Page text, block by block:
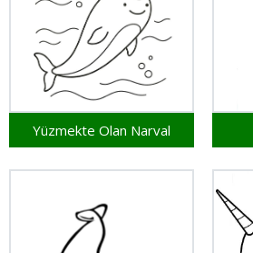
Yüzmekte Olan Narval